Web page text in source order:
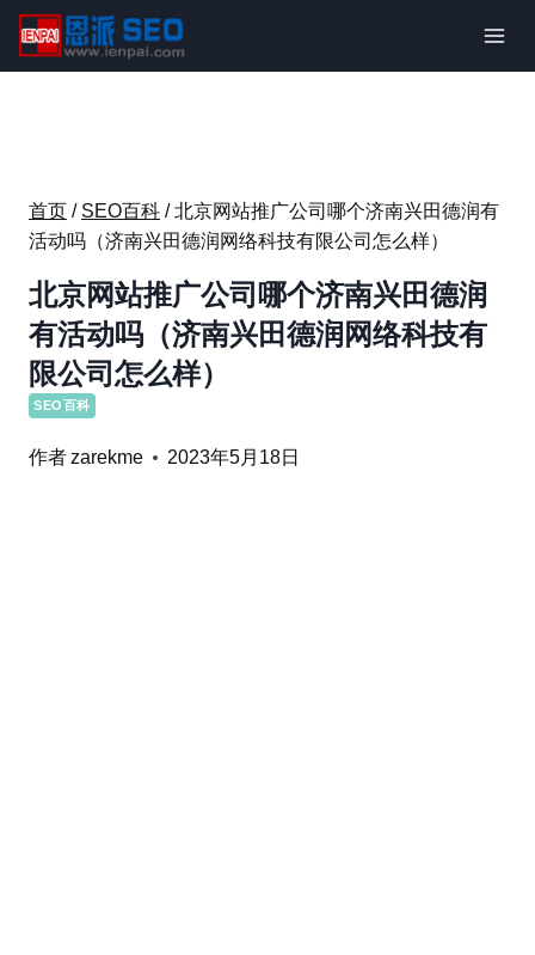
内
首页 / SEO百科 / 北京网站推广公司哪个济南兴田德润有
活动吗（济南兴田德润网络科技有限公司怎么样）
北京网站推广公司哪个济南兴田德润
有活动吗（济南兴田德润网络科技有
限公司怎么样）
SEO百科
作者zarekme 2023年5月18日